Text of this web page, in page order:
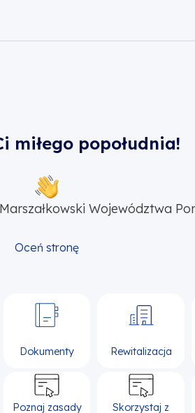
miłego popołudnia!
Województwa
Oceń stronę
Dokumenty Rewitalizacja
Poznaj zasady
Skorzystaj z